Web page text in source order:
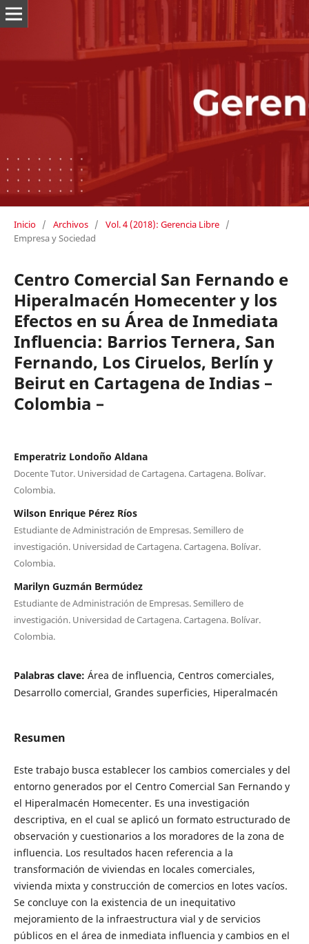
Inicio / Archivos / Vol. 4 (2018): Gerencia Libre /
Empresa y Sociedad
Centro Comercial San Fernando e
Hiperalmacén Homecenter y los
Efectos en su Área de Inmediata
Influencia: Barrios Ternera, San
Fernando, Los Ciruelos, Berlín y
Beirut en Cartagena de Indias –
Colombia –
Emperatriz Londoño Aldana
Docente Tutor. Universidad de Cartagena. Cartagena. Bolívar.
Colombia.
Wilson Enrique Pérez Ríos
Estudiante de Administración de Empresas. Semillero de
investigación. Universidad de Cartagena. Cartagena. Bolívar.
Colombia.
Marilyn Guzmán Bermúdez
Estudiante de Administración de Empresas. Semillero de
investigación. Universidad de Cartagena. Cartagena. Bolívar.
Colombia.
Palabras clave: Área de influencia, Centros comerciales,
Desarrollo comercial, Grandes superficies, Hiperalmacén
Resumen
Este trabajo busca establecer los cambios comerciales y del
entorno generados por el Centro Comercial San Fernando y
el Hiperalmacén Homecenter. Es una investigación
descriptiva, en el cual se aplicó un formato estructurado de
observación y cuestionarios a los moradores de la zona de
influencia. Los resultados hacen referencia a la
transformación de viviendas en locales comerciales,
vivienda mixta y construcción de comercios en lotes vacíos.
Se concluye con la existencia de un inequitativo
mejoramiento de la infraestructura vial y de servicios
públicos en el área de inmediata influencia y cambios en el